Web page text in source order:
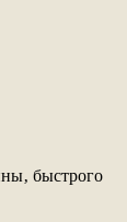
быстрого